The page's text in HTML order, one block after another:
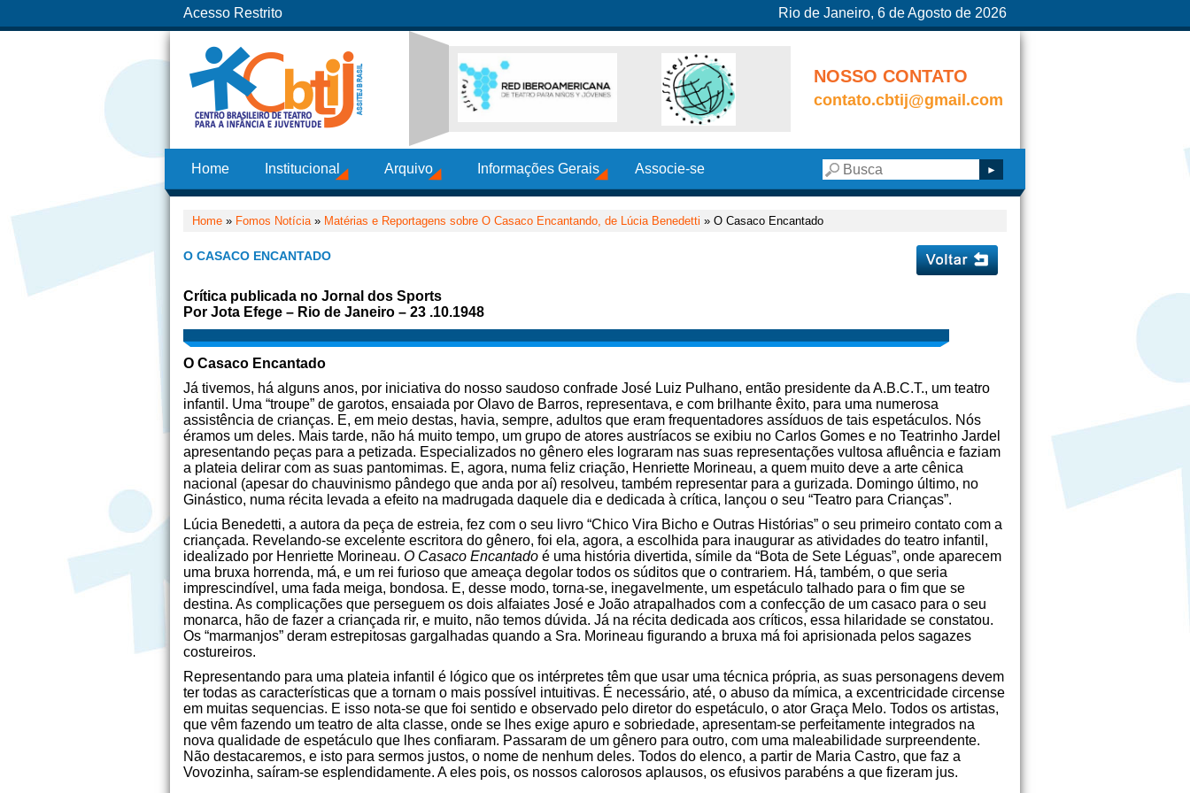
Acesso Restrito Rio de Janeiro, 6 de Agosto de 2026
NOSSO CONTATO
contato.cbtij@gmail.com
Home Institucional Arquivo Informações Gerais Associe-se
Home » Fomos Notícia» Matérias e Reportagens sobre O Casaco Encantando, de Lúcia Benedetti » O Casaco Encantado
O CASACO ENCANTADO
Crítica publicada no Jornal dos Sports
Por Jota Efege – Rio de Janeiro – 23 .10.1948
O Casaco Encantado
Já tivemos, há alguns anos, por iniciativa do nosso saudoso confrade José Luiz Pulhano, então presidente da A.B.C.T., um teatro
infantil. Uma “troupe” de garotos, ensaiada por Olavo de Barros, representava, e com brilhante êxito, para uma numerosa
assistência de crianças. E, em meio destas, havia, sempre, adultos que eram frequentadores assíduos de tais espetáculos. Nós
éramos um deles. Mais tarde, não há muito tempo, um grupo de atores austríacos se exibiu no Carlos Gomes e no Teatrinho Jardel
apresentando peças para a petizada. Especializados no gênero eles lograram nas suas representações vultosa afluência e faziam
a plateia delirar com as suas pantomimas. E, agora, numa feliz criação, Henriette Morineau, a quem muito deve a arte cênica
nacional (apesar do chauvinismo pândego que anda por aí) resolveu, também representar para a gurizada. Domingo último, no
Ginástico, numa récita levada a efeito na madrugada daquele dia e dedicada à crítica, lançou o seu “Teatro para Crianças”.
Lúcia Benedetti, a autora da peça de estreia, fez com o seu livro “Chico Vira Bicho e Outras Histórias” o seu primeiro contato com a
criançada. Revelando-se excelente escritora do gênero, foi ela, agora, a escolhida para inaugurar as atividades do teatro infantil,
idealizado por Henriette Morineau. O Casaco Encantado é uma história divertida, símile da “Bota de Sete Léguas”, onde aparecem
uma bruxa horrenda, má, e um rei furioso que ameaça degolar todos os súditos que o contrariem. Há, também, o que seria
imprescindível, uma fada meiga, bondosa. E, desse modo, torna-se, inegavelmente, um espetáculo talhado para o fim que se
destina. As complicações que perseguem os dois alfaiates José e João atrapalhados com a confecção de um casaco para o seu
monarca, hão de fazer a criançada rir, e muito, não temos dúvida. Já na récita dedicada aos críticos, essa hilaridade se constatou.
Os “marmanjos” deram estrepitosas gargalhadas quando a Sra. Morineau figurando a bruxa má foi aprisionada pelos sagazes
costureiros.
Representando para uma plateia infantil é lógico que os intérpretes têm que usar uma técnica própria, as suas personagens devem
ter todas as características que a tornam o mais possível intuitivas. É necessário, até, o abuso da mímica, a excentricidade circense
em muitas sequencias. E isso nota-se que foi sentido e observado pelo diretor do espetáculo, o ator Graça Melo. Todos os artistas,
que vêm fazendo um teatro de alta classe, onde se lhes exige apuro e sobriedade, apresentam-se perfeitamente integrados na
nova qualidade de espetáculo que lhes confiaram. Passaram de um gênero para outro, com uma maleabilidade surpreendente.
Não destacaremos, e isto para sermos justos, o nome de nenhum deles. Todos do elenco, a partir de Maria Castro, que faz a
Vovozinha, saíram-se esplendidamente. A eles pois, os nossos calorosos aplausos, os efusivos parabéns a que fizeram jus.